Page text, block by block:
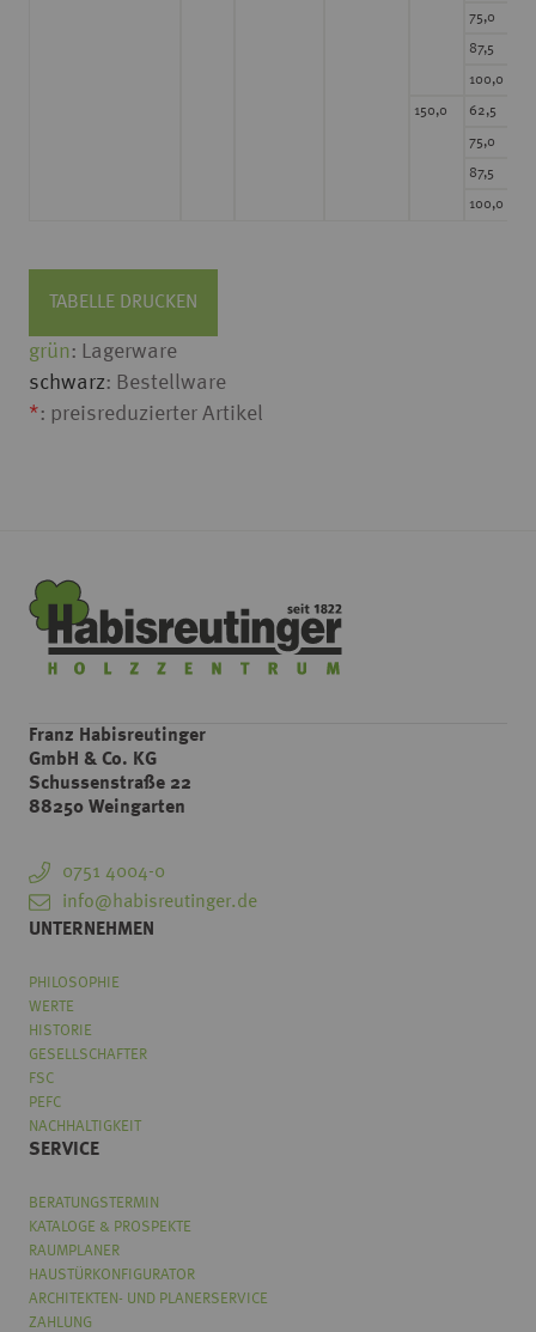
75,0
87,5
100,0
150,0 62,5
75,0
87,5
100,0
TABELLE DRUCKEN
grün: Lagerware
schwarz: Bestellware
*: preisreduzierter Artikel
Franz Habisreutinger
GmbH & Co. KG
Schussenstraße 22
88250 Weingarten
0751 4004-0
info@habisreutinger.de
UNTERNEHMEN
PHILOSOPHIE
WERTE
HISTORIE
GESELLSCHAFTER
FSC
PEFC
NACHHALTIGKEIT
SERVICE
BERATUNGSTERMIN
KATALOGE & PROSPEKTE
RAUMPLANER
HAUSTÜRKONFIGURATOR
ARCHITEKTEN- UND PLANERSERVICE
ZAHLUNG